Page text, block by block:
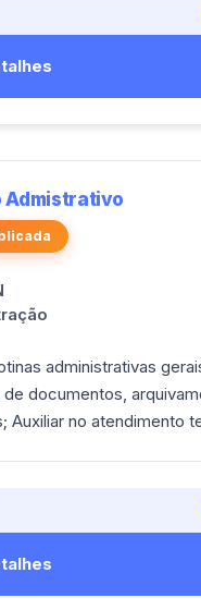
Admistrativo
administrativas
de documentos,
Auxiliar no atendimento